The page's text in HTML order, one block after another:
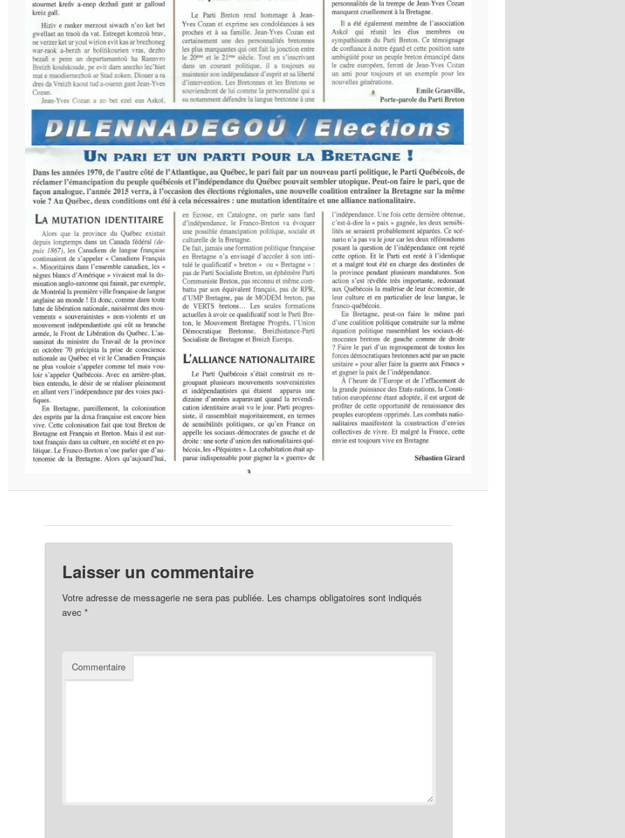
Laisser un commentaire
Votre adresse de messagerie ne sera pas publiée. Les champs obligatoires sont indiqués
avec*
Commentaire